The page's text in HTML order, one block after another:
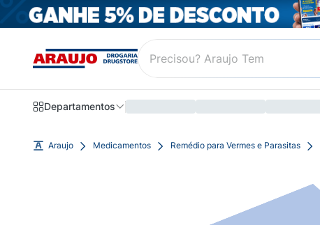
Departamentos
Araujo Medicamentos Remédio para Vermes e Parasitas